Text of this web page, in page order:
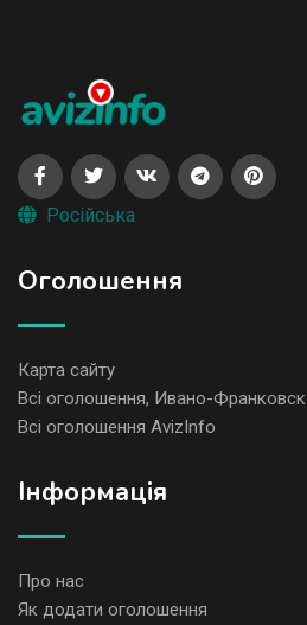
Російська
Оголошення
Карта сайту
Всі оголошення, Ивано-Франковск
Всі оголошення AvizInfo
Iнформація
Про нас
Як додати оголошення